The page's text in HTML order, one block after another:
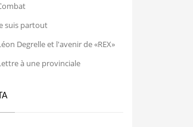
suis partout
Degrelle et l'avenir de «REX»
à une provinciale